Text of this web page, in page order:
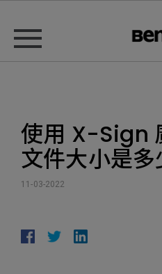
使用 X-Sign
文件大小是多
11-03-2022